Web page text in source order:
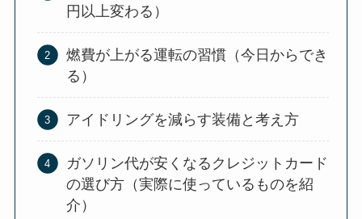
円以上変わる）
燃費が上がる運転の習慣（今日からでき
る）
アイドリングを減らす装備と考え方
ガソリン代が安くなるクレジットカード
の選び方（実際に使っているものを紹
介）